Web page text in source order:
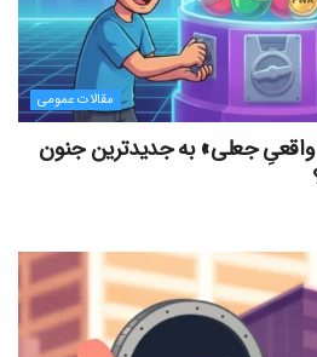
مقالات عمومی
واقعیِ جعلی» به جدیدترین جنون